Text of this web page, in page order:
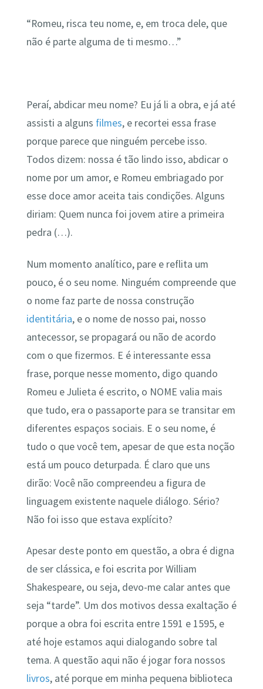
“Romeu, risca teu nome, e, em troca dele, que
não é parte alguma de ti mesmo…”
Peraí, abdicar meu nome? Eu já li a obra, e já até
assisti a alguns filmes, e recortei essa frase
porque parece que ninguém percebe isso.
Todos dizem: nossa é tão lindo isso, abdicar o
nome por um amor, e Romeu embriagado por
esse doce amor aceita tais condições. Alguns
diriam: Quem nunca foi jovem atire a primeira
pedra (…).
Num momento analítico, pare e reflita um
pouco, é o seu nome. Ninguém compreende que
o nome faz parte de nossa construção
identitária, e o nome de nosso pai, nosso
antecessor, se propagará ou não de acordo
com o que fizermos. E é interessante essa
frase, porque nesse momento, digo quando
Romeu e Julieta é escrito, o NOME valia mais
que tudo, era o passaporte para se transitar em
diferentes espaços sociais. E o seu nome, é
tudo o que você tem, apesar de que esta noção
está um pouco deturpada. É claro que uns
dirão: Você não compreendeu a figura de
linguagem existente naquele diálogo. Sério?
Não foi isso que estava explícito?
Apesar deste ponto em questão, a obra é digna
de ser clássica, e foi escrita por William
Shakespeare, ou seja, devo-me calar antes que
seja “tarde”. Um dos motivos dessa exaltação é
porque a obra foi escrita entre 1591 e 1595, e
até hoje estamos aqui dialogando sobre tal
tema. A questão aqui não é jogar fora nossos
livros, até porque em minha pequena biblioteca